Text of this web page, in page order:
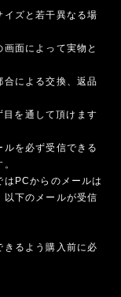
イズと若干異なる場
面によって実物と
合による交換、返品
を通して頂けます
ルを必ず受信できる
PCからのメールは
下のメールが受信
るよう購入前に必